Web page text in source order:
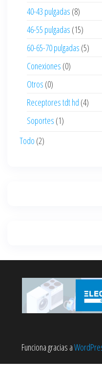
40-43 pulgadas (8)
46-55 pulgadas (15)
60-65-70 pulgadas (5)
Conexiones (0)
Otros (0)
Receptores tdt hd (4)
Soportes (1)
Todo (2)
Funciona gracias a